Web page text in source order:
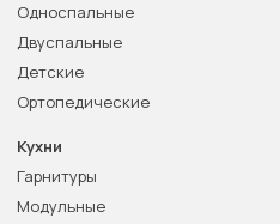
Односпальные
Двуспальные
Детские
Ортопедические
Кухни
Гарнитуры
Модульные